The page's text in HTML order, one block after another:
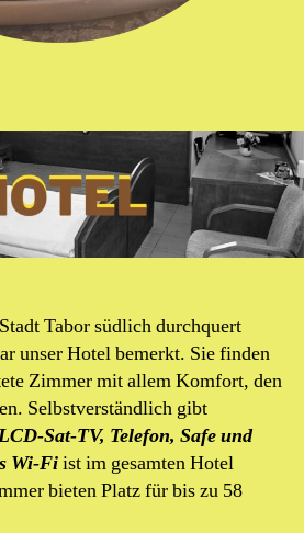
Tabor südlich durchquert
unser Hotel bemerkt. Sie finden
Zimmer mit allem Komfort, den
Selbstverständlich gibt
Sat-TV, Telefon, Safe und
Wi-Fiist im gesamten Hotel
bieten Platz für bis zu 58